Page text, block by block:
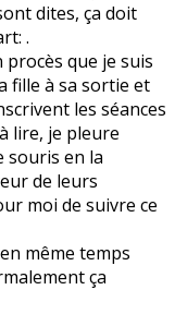
dites, ça doit
.
procès que je suis
fille à sa sortie et
les séances
lire, je pleure
souris en la
de leurs
moi de suivre ce
même temps
ça